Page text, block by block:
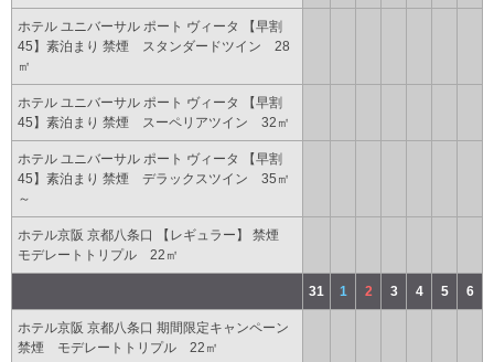
ホテル ユニバーサル ポート ヴィータ 【早割
45】素泊まり 禁煙 スタンダードツイン 28
㎡
ホテル ユニバーサル ポート ヴィータ 【早割
45】素泊まり 禁煙 スーペリアツイン 32㎡
ホテル ユニバーサル ポート ヴィータ 【早割
45】素泊まり 禁煙 デラックスツイン 35㎡
～
ホテル京阪 京都八条口 【レギュラー】 禁煙
モデレートトリプル 22㎡
31 1 2 3 4 5 6
ホテル京阪 京都八条口 期間限定キャンペーン
禁煙 モデレートトリプル 22㎡